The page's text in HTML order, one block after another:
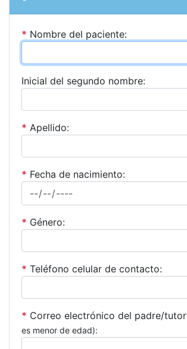
* Nombre del paciente:
Inicial del segundo nombre:
* Apellido:
* Fecha de nacimiento:
* Género:
* Teléfono celular de contacto:
* Correo electrónico del padre/tutor
es menor de edad):